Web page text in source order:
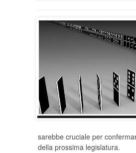
sarebbe cruciale per
della prossima legislatura.